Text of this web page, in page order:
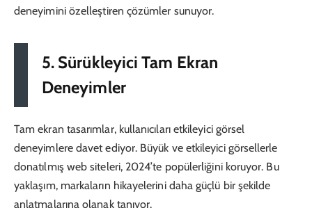
deneyimini özelleştiren çözümler sunuyor.
5. Sürükleyici Tam Ekran
Deneyimler
Tam ekran tasarımlar, kullanıcıları etkileyici görsel
deneyimlere davet ediyor. Büyük ve etkileyici görsellerle
donatılmış web siteleri, 2024’te popülerliğini koruyor. Bu
yaklaşım, markaların hikayelerini daha güçlü bir şekilde
anlatmalarına olanak tanıyor.